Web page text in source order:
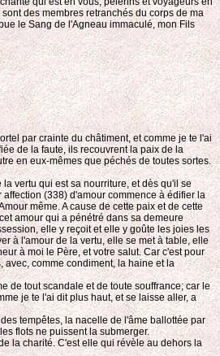
des membres retranchés du corps de ma
le Sang de l'Agneau immaculé, mon Fils
par crainte du châtiment, et comme je te l'ai
de la faute, ils recouvrent la paix de la
en eux-mêmes que péchés de toutes sortes.
vertu qui est sa nourriture, et dès qu'il se
(338) d'amour commence à édifier la
même. A cause de cette paix et de cette
amour qui a pénétré dans sa demeure
elle y reçoit et elle y goûte les joies les
à l'amour de la vertu, elle se met à table, elle
à moi le Père, et votre salut. Car c'est pour
comme condiment, la haine et la
de tout scandale et de toute souffrance; car le
je te l'ai dit plus haut, et se laisse aller, a
tempêtes, la nacelle de l'âme ballottée par
flots ne puissent la submerger.
la charité. C'est elle qui révèle au dehors la